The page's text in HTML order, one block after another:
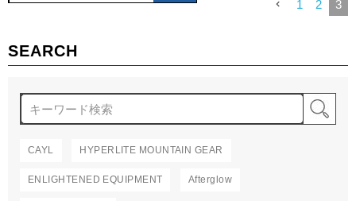
SEARCH
CAYL HYPERLITE MOUNTAIN GEAR
ENLIGHTENED EQUIPMENT Afterglow
1 2 3